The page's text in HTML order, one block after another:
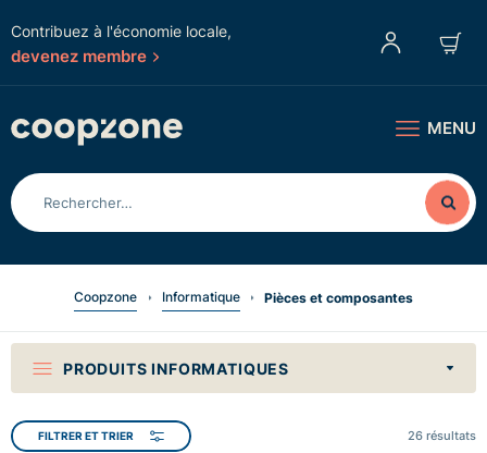
Contribuez à l'économie locale,
devenez membre
MENU
Coopzone Informatique Pièces et composantes
PRODUITS INFORMATIQUES
FILTRER ET TRIER 26résultats